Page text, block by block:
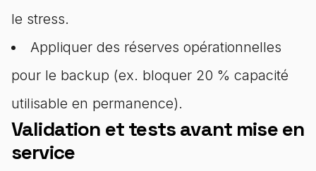
le stress.
Appliquer des réserves opérationnelles
pour le backup (ex. bloquer 20 % capacité
utilisable en permanence).
Validation et tests avant mise en
service